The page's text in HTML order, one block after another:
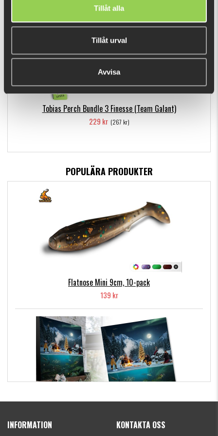
Tillåt alla
Tillåt urval
Avvisa
Tobias Perch Bundle 3 Finesse (Team Galant)
229 kr (267 kr)
POPULÄRA PRODUKTER
Flatnose Mini 9cm, 10-pack
139 kr
(julkalender)
INFORMATION KONTAKTA OSS